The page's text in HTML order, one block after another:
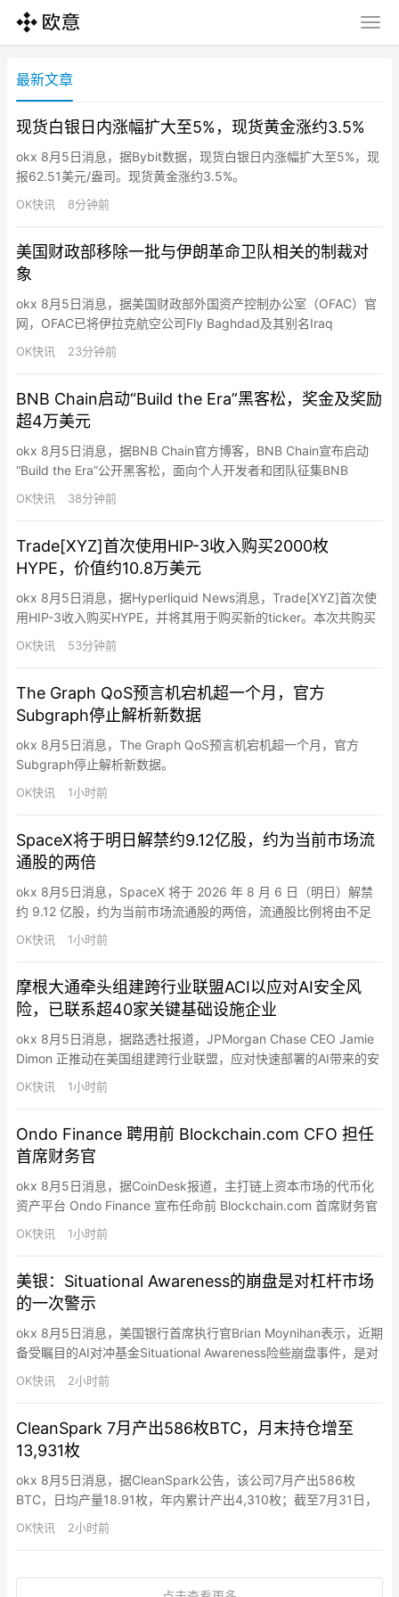
最新文章
现货白银日内涨幅扩大至5%，现货黄金涨约3.5%
okx 8月5日消息，据Bybit数据，现货白银日内涨幅扩大至5%，现
报62.51美元/盎司。现货黄金涨约3.5%。
OK快讯 8分钟前
美国财政部移除一批与伊朗革命卫队相关的制裁对
象
okx 8月5日消息，据美国财政部外国资产控制办公室（OFAC）官
网，OFAC已将伊拉克航空公司Fly Baghdad及其别名Iraq
Express，以及两架由该公司运营的波音737飞机从特别指定国民
和被封锁人员（SDN）名单中删除，并更新关联人员Basheer
伊朗伊斯…
OK快讯 23分钟前
BNB Chain启动“Build the Era”黑客松，奖金及奖励
超4万美元
okx 8月5日消息，据BNB Chain官方博客，BNB Chain宣布启动
“Build the Era”公开黑客松，面向个人开发者和团队征集BNB
Smart Chain上的AI Agent交易平台方案。获胜项目有机会成为
BNB Agent Studio官方采用的交易平台，并以独立品牌和产品形式
OK快讯 38分钟前
Trade[XYZ]首次使用HIP-3收入购买2000枚
HYPE，价值约10.8万美元
okx 8月5日消息，据Hyperliquid News消息，Trade[XYZ]首次使
用HIP-3收入购买HYPE，并将其用于购买新的ticker。本次共购买
2,000枚HYPE，价值约10.8万美元。此前，Unit产生的费用会先转
换为HYPE，再用于购买Unit现货ticker及Trade[XYZ]的HIP-3
OK快讯 53分钟前
The Graph QoS预言机宕机超一个月，官方
Subgraph停止解析新数据
okx 8月5日消息，The Graph QoS预言机宕机超一个月，官方
Subgraph停止解析新数据。
OK快讯 1小时前
SpaceX将于明日解禁约9.12亿股，约为当前市场流
通股的两倍
okx 8月5日消息，SpaceX 将于 2026 年 8 月 6 日（明日）解禁
约 9.12 亿股，约为当前市场流通股的两倍，流通股比例将由不足
5% 升至约 12%。截至目前，SPCX 报约 112.67 美元，日内跌
10.10%，较 135 美元 IPO 发行价低约 16.5%。
OK快讯 1小时前
摩根大通牵头组建跨行业联盟ACI以应对AI安全风
险，已联系超40家关键基础设施企业
okx 8月5日消息，据路透社报道，JPMorgan Chase CEO Jamie
Dimon 正推动在美国组建跨行业联盟，应对快速部署的AI带来的安
全风险。该联盟将在现有“Alliance for Critical Infrastructure”
（ACI，关键基础设施联盟）基础上扩展，重点围绕AI使用场景、
OK快讯 1小时前
Ondo Finance 聘用前 Blockchain.com CFO 担任
首席财务官
okx 8月5日消息，据CoinDesk报道，主打链上资本市场的代币化
资产平台 Ondo Finance 宣布任命前 Blockchain.com 首席财务官
Adam Schlisman 为公司 CFO。Schlisman 此前担任全球宏观对冲
基金 Monashee Investment Management 的 CFO，更早前在
OK快讯 1小时前
美银：Situational Awareness的崩盘是对杠杆市场
的一次警示
okx 8月5日消息，美国银行首席执行官Brian Moynihan表示，近期
备受瞩目的AI对冲基金Situational Awareness险些崩盘事件，是对
目前由高估值和借贷资金驱动的金融市场的一记警告。上周，由
OpenAI前员工Leopold Aschenbrenner创建的该基金因AI投资押
OK快讯 2小时前
CleanSpark 7月产出586枚BTC，月末持仓增至
13,931枚
okx 8月5日消息，据CleanSpark公告，该公司7月产出586枚
BTC，日均产量18.91枚，年内累计产出4,310枚；截至7月31日，
其比特币持仓为13,931枚，其中4,070枚为与衍生品交易相关的抵
押品或应收款。运营方面，CleanSpark 7月运营算力为50 EH/s，
OK快讯 2小时前